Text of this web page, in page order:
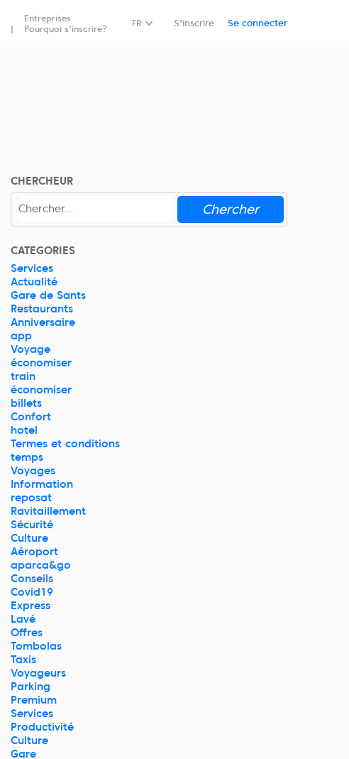
Entreprises
Pourquoi s'inscrire?
FR S'inscrire Se connecter
Réservez
CHERCHEUR
Chercher
CATEGORIES
Services
Actualité
Gare de Sants
Restaurants
Anniversaire
app
Voyage
économiser
train
économiser
billets
Confort
hotel
Termes et conditions
temps
Voyages
Information
reposat
Ravitaillement
Sécurité
Culture
Aéroport
aparca&go
Conseils
Covid19
Express
Lavé
Offres
Tombolas
Taxis
Voyageurs
Parking
Premium
Services
Productivité
Culture
Gare